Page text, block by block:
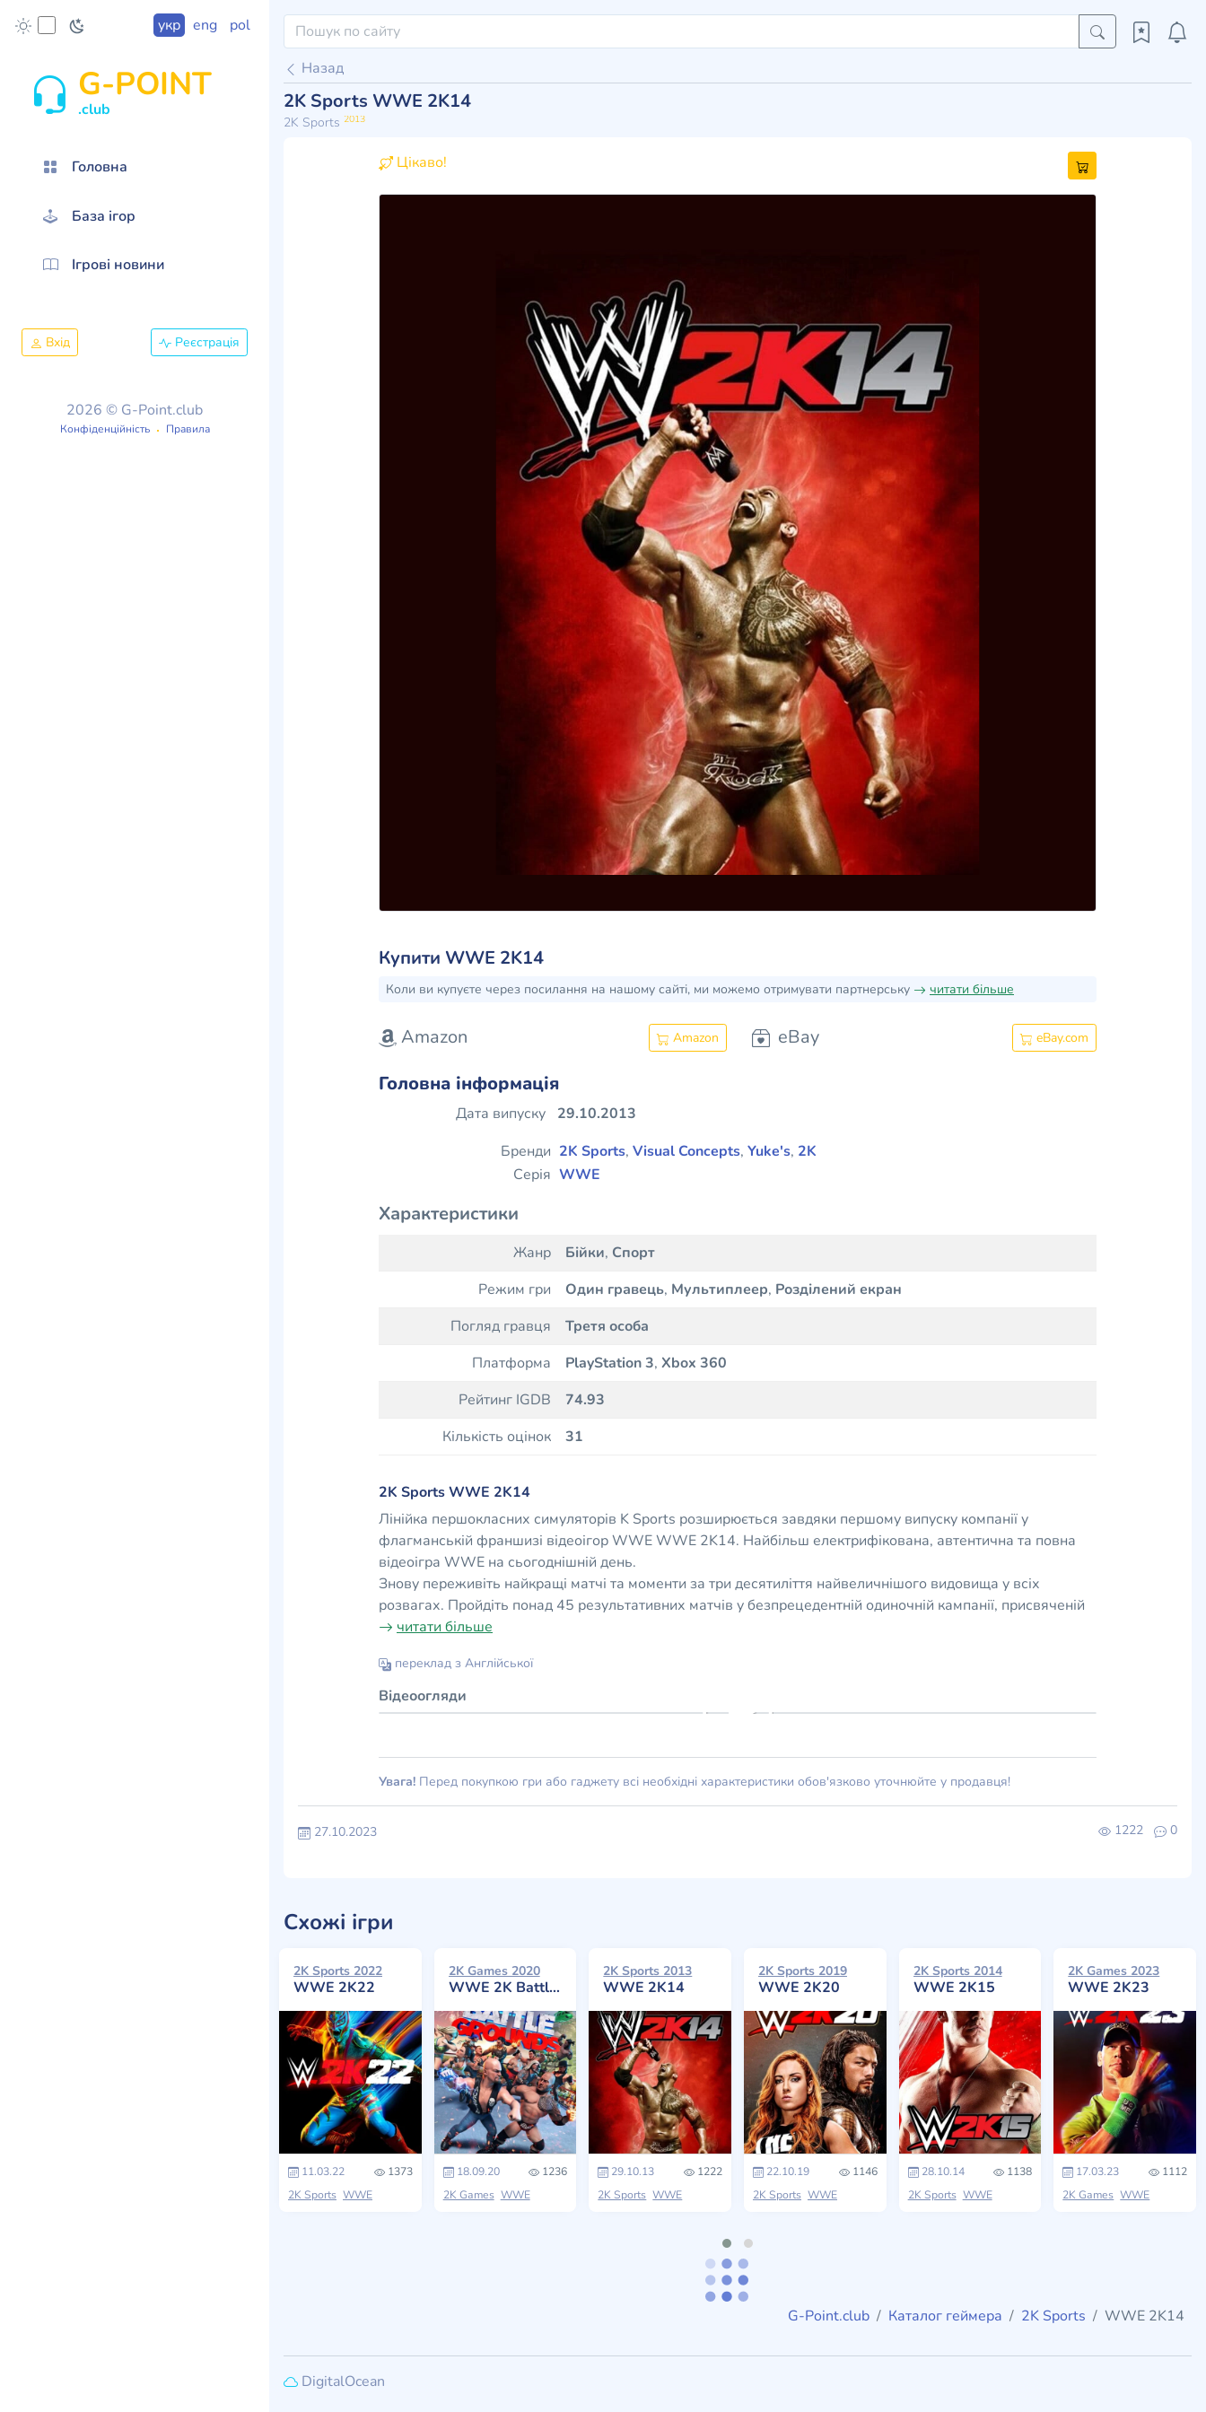
укр eng pol
G-POINT
.club
Головна
База ігор
Ігрові новини
Вхід Реєстрація
2026 © G-Point.club
Конфіденційність Правила
Назад
2K Sports WWE 2K14
2K Sports 2013
Цікаво!
Купити WWE 2K14
Коли ви купуєте через посилання на нашому сайті, ми можемо отримувати партнерську читати більше
Amazon Amazon eBay eBay.com
Головна інформація
Дата випуску
29.10.2013
Бренди 2K Sports, Visual Concepts, Yuke's, 2K
Серія WWE
Характеристики
Жанр Бійки, Спорт
Режим гри
Один гравець, Мультиплеер, Розділений екран
Погляд гравця
Третя особа
Платформа
PlayStation 3, Xbox 360
Рейтинг IGDB
74.93
Кількість оцінок
31
2K Sports WWE 2K14
Лінійка першокласних симуляторів K Sports розширюється завдяки першому випуску компанії у
флагманській франшизі відеоігор WWE WWE 2K14. Найбільш електрифікована, автентична та повна
відеоігра WWE на сьогоднішній день.
Знову переживіть найкращі матчі та моменти за три десятиліття найвеличнішого видовища у всіх
розвагах. Пройдіть понад 45 результативних матчів у безпрецедентній одиночній кампанії, присвяченій
читати більше
переклад з Англійської
Відеоогляди
Увага! Перед покупкою гри або гаджету всі необхідні характеристики обов'язково уточнюйте у продавця!
1222 0
27.10.2023
Схожі ігри
2K Sports 2022
WWE 2K22
11.03.22
1373
2K Sports WWE
2K Games 2020
WWE 2K Battlegrounds
18.09.20
1236
2K Games WWE
2K Sports 2013
WWE 2K14
29.10.13
1222
2K Sports WWE
2K Sports 2019
WWE 2K20
22.10.19
1146
2K Sports WWE
2K Sports 2014
WWE 2K15
28.10.14
1138
2K Sports WWE
2K Games 2023
WWE 2K23
17.03.23
1112
2K Games WWE
G-Point.club Каталог геймера 2K Sports WWE 2K14
DigitalOcean